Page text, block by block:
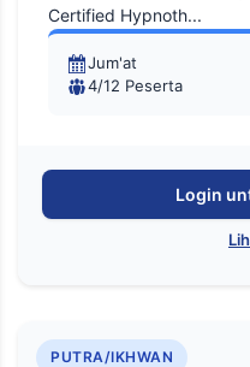
Certified Hypnoth...
Jum'at
4/12 Peserta
Login
PUTRA/IKHWAN